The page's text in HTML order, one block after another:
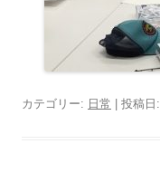
カテゴリー: 日常 | 投稿日: